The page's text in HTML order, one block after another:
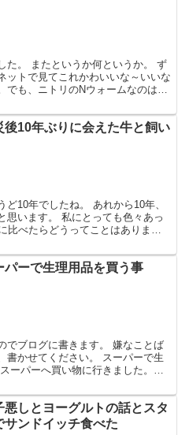
た。 またというか何というか。 ず
ットで見てこれかわいいな～いいな
も、ニトリのNウォームなのはい
後10年ぶりに会えた牛と飼い
10年でしたね。 あれから10年、
思います。 私にとっても色々あっ
比べたらどうってことはありませ
パーで生理用品を買う事
でブログに書きます。 嫌なことば
書かせてください。 スーパーで生
ーパーへ買い物に行きました。数
悪しとヨーグルトの話とスタ
サンドイッチ食べた